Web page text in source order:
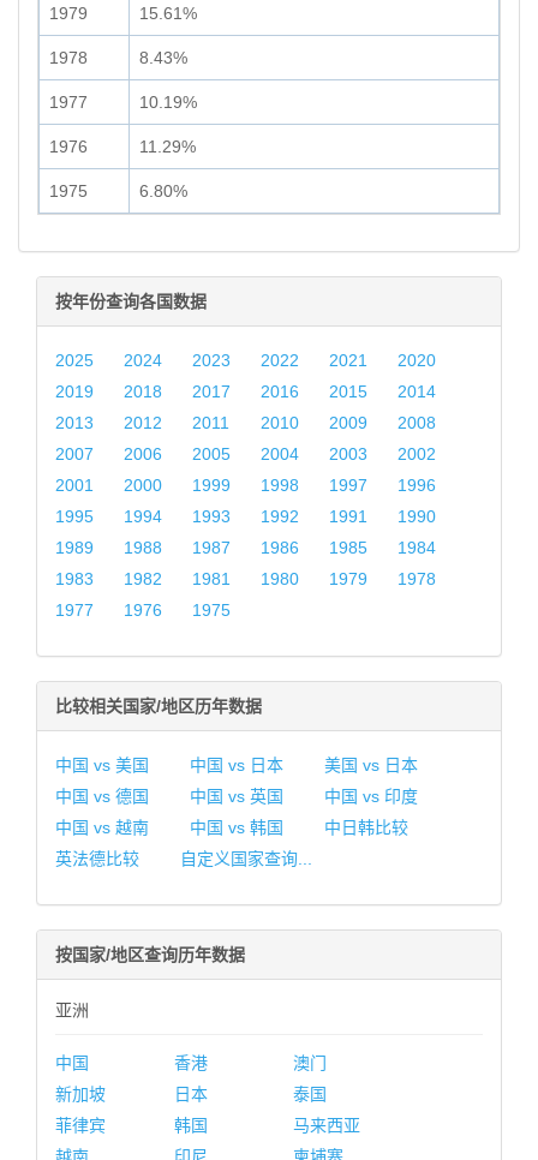
1979 15.61%
1978 8.43%
1977 10.19%
1976 11.29%
1975 6.80%
按年份查询各国数据
2025 2024 2023 2022 2021
2020
2019
2018 2017 2016 2015
2014
2013
2012 2011 2010 2009
2008
2007
2006 2005 2004 2003
2002
2001
2000 1999 1998 1997
1996
1995
1994 1993 1992 1991
1990
1989
1988 1987 1986 1985
1984
1983
1982 1981 1980 1979
1978
1977
1976 1975
比较相关国家/地区历年数据
中国 vs 美国 中国 vs 日本
美国 vs 日本
中国 vs 德国
中国 vs 英国
中国 vs 印度
中国 vs 越南
中国 vs 韩国
中日韩比较
英法德比较
自定义国家查询...
按国家/地区查询历年数据
亚洲
中国 香港
澳门
新加坡
日本
泰国
菲律宾
韩国
马来西亚